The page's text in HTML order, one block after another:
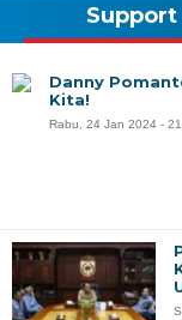
Support
Danny
Kita!
Rabu, 24 Jan 2024 -